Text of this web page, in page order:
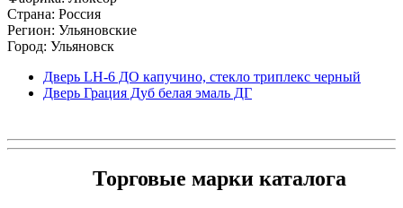
Страна: Россия
Регион: Ульяновские
Город: Ульяновск
Дверь LH-6 ДО капучино, стекло триплекс черный
Дверь Грация Дуб белая эмаль ДГ
Торговые марки каталога